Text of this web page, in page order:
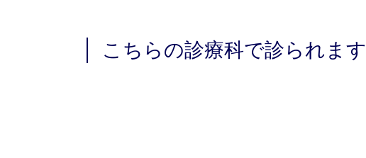
こちらの診療科で診られます